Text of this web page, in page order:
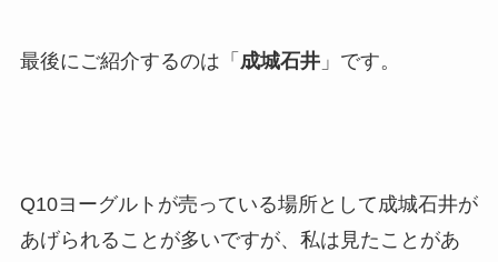
最後にご紹介するのは「 成城石井」です。
Q10ヨーグルトが売っている場所として成城石井が
あげられることが多いですが、私は見たことがあ